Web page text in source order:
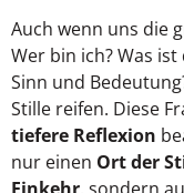
Auch wenn uns die
Wer bin ich? Was
Sinn und
Stille reifen. Diese
tiefere Reflexion
nur einen Ort der